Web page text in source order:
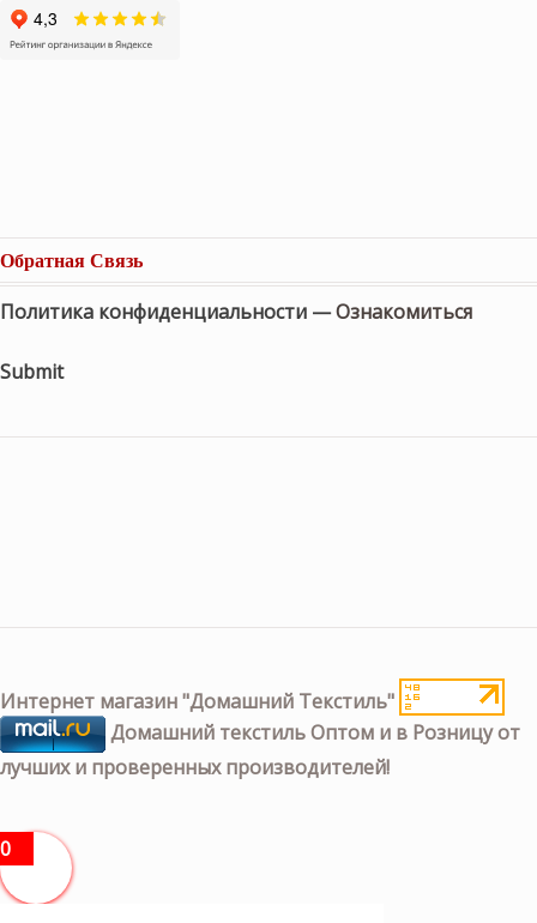
Обратная Связь
Политика конфиденциальности —Ознакомиться
Submit
Интернет магазин "Домашний Текстиль"
Домашний текстиль Оптом и в Розницу от
лучших и проверенных производителей!
0